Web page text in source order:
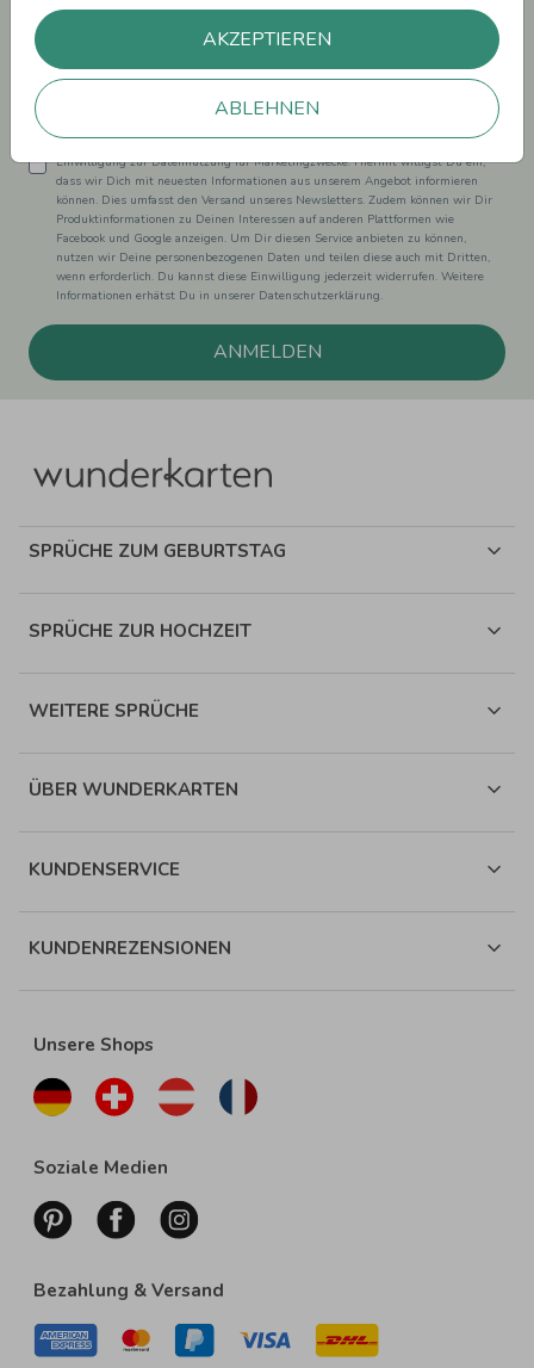
AKZEPTIEREN
ABLEHNEN
Laufenden.
Einwilligung zur Datennutzung für Marketingzwecke: Hiermit willigst Du ein,
dass wir Dich mit neuesten Informationen aus unserem Angebot informieren
können. Dies umfasst den Versand unseres Newsletters. Zudem können wir Dir
Produktinformationen zu Deinen Interessen auf anderen Plattformen wie
Facebook und Google anzeigen. Um Dir diesen Service anbieten zu können,
nutzen wir Deine personenbezogenen Daten und teilen diese auch mit Dritten,
wenn erforderlich. Du kannst diese Einwilligung jederzeit widerrufen. Weitere
Informationen erhätst Du in unserer Datenschutzerklärung.
ANMELDEN
SPRÜCHE ZUM GEBURTSTAG
SPRÜCHE ZUR HOCHZEIT
WEITERE SPRÜCHE
ÜBER WUNDERKARTEN
KUNDENSERVICE
KUNDENREZENSIONEN
Unsere Shops
Soziale Medien
Bezahlung & Versand